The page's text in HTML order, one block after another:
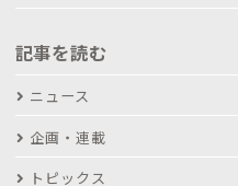
記事を読む
ニュース
企画・連載
トピックス